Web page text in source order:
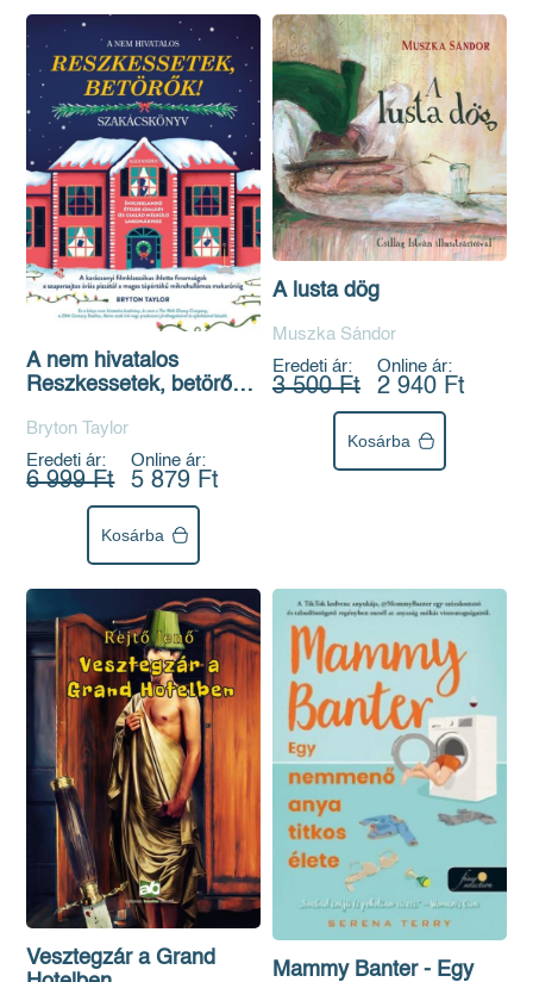
A nem hivatalos
Reszkessetek, betörők!
Bryton Taylor
Eredeti ár:
6 999 Ft
Online ár:
5 879 Ft
Kosárba
A lusta dög
Muszka Sándor
Eredeti ár:
3 500 Ft
Online ár:
2 940 Ft
Kosárba
Vesztegzár a Grand
Mammy Banter - Egy